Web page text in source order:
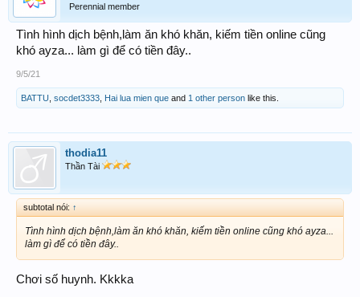
Perennial member
Tình hình dịch bệnh,làm ăn khó khăn, kiếm tiền online cũng
khó ayza... làm gì để có tiền đây..
9/5/21
BATTU socdet3333 Hai lua mien que and 1 other person like this.
thodia11
Thần Tài
subtotal nói: ↑
Tình hình dịch bệnh,làm ăn khó khăn, kiếm tiền online cũng khó ayza...
làm gì để có tiền đây..
Chơi số huynh. Kkkka